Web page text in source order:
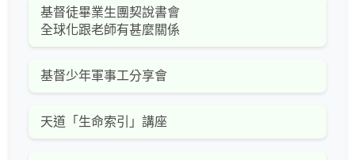
基督徒畢業生團契說書會
全球化跟老師有甚麼關係
基督少年軍事工分享會
天道「生命索引」講座